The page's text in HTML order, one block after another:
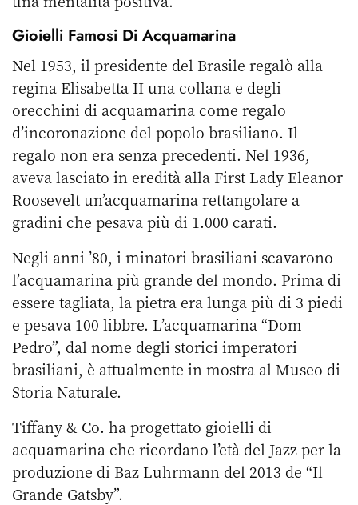
Gioielli Famosi Di Acquamarina
Nel 1953, il presidente del Brasile regalò alla
regina Elisabetta II una collana e degli
orecchini di acquamarina come regalo
d’incoronazione del popolo brasiliano. Il
regalo non era senza precedenti. Nel 1936,
aveva lasciato in eredità alla First Lady Eleanor
Roosevelt un’acquamarina rettangolare a
gradini che pesava più di 1.000 carati.
Negli anni ’80, i minatori brasiliani scavarono
l’acquamarina più grande del mondo. Prima di
essere tagliata, la pietra era lunga più di 3 piedi
e pesava 100 libbre. L’acquamarina “Dom
Pedro”, dal nome degli storici imperatori
brasiliani, è attualmente in mostra al Museo di
Storia Naturale.
Tiffany & Co. ha progettato gioielli di
acquamarina che ricordano l’età del Jazz per la
produzione di Baz Luhrmann del 2013 de “Il
Grande Gatsby”.